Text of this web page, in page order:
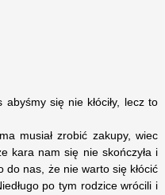
się nie kłóciły, lecz to
musiał zrobić zakupy, wiec
kara nam się nie skończyła i
do nas, że nie warto się kłócić
po tym rodzice wrócili i